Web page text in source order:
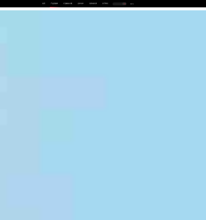
首页 产品及服务 行业解决方案 合作伙伴 投资者关系 关于我们 中EN